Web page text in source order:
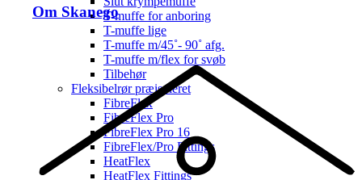
Om SkanegoT-muffe for anboring
T-muffe lige
T-muffe m/45˚- 90˚ afg.
T-muffe m/flex for svøb
Tilbehør
Fleksibelrør præisoleret
FibreFlex
FibreFlex Pro
FibreFlex Pro 16
FibreFlex/Pro Fittings
HeatFlex
HeatFlex Fittings